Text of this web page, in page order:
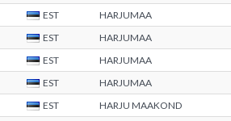
EST HARJUMAA
EST HARJUMAA
EST HARJUMAA
EST HARJUMAA
EST
HARJU MAAKOND